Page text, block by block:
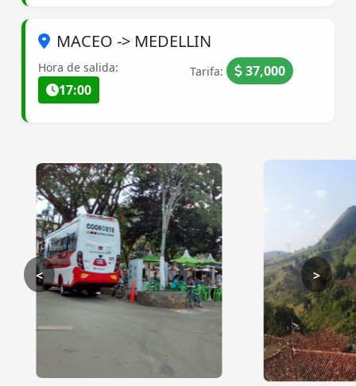
MACEO -> MEDELLIN
Hora de salida:
17:00
Tarifa: 37,000
< >